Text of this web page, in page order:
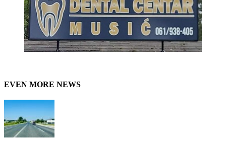
EVEN MORE NEWS